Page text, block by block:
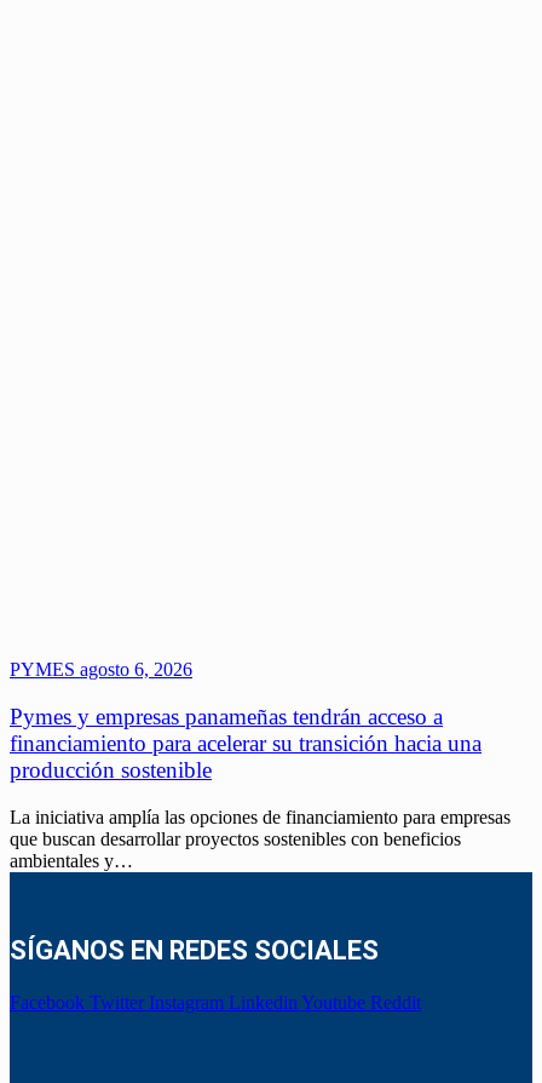
PYMES agosto 6, 2026
Pymes y empresas panameñas tendrán acceso a
financiamiento para acelerar su transición hacia una
producción sostenible
La iniciativa amplía las opciones de financiamiento para empresas
que buscan desarrollar proyectos sostenibles con beneficios
ambientales y…
SÍGANOS EN REDES SOCIALES
Facebook Twitter Instagram Linkedin Youtube Reddit